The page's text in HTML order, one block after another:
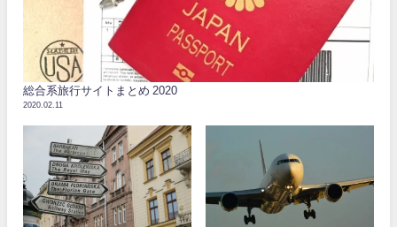
総合系旅行サイトまとめ 2020
2020.02.11